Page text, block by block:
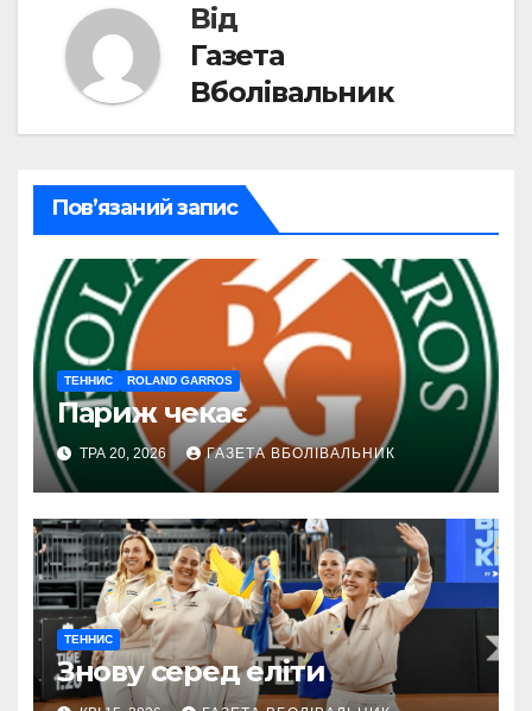
Від
Газета
Вболівальник
Пов’язаний запис
ТЕННИС ROLAND GARROS
Париж чекає
ТРА 20, 2026 ГАЗЕТА ВБОЛІВАЛЬНИК
ТЕННИС
Знову серед еліти